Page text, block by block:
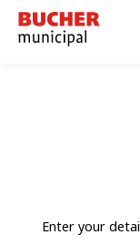
Bucher
Municipal
Enter your